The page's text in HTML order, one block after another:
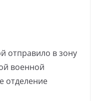
отправило в зону
военной
отделение